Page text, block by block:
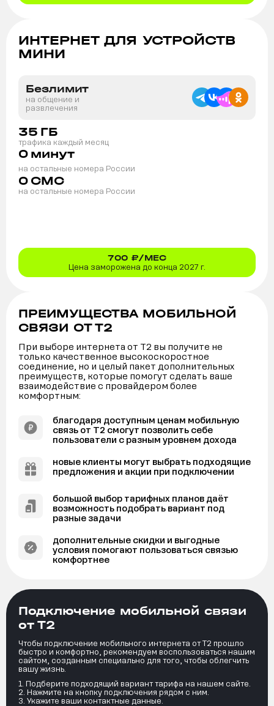
ИНТЕРНЕТ ДЛЯ УСТРОЙСТВ
МИНИ
Безлимит
на общение и
развлечения
35 ГБ
трафика каждый месяц
0 минут
на остальные номера России
0 СМС
на остальные номера России
700 ₽/МЕС
Цена заморожена до конца 2027 г.
Подключение мобильной связи
от Т2
Чтобы подключение мобильного интернета от Т2 прошло
быстро и комфортно, рекомендуем воспользоваться нашим
сайтом, созданным специально для того, чтобы облегчить
вашу жизнь.
Подберите подходящий вариант тарифа на нашем сайте.
Нажмите на кнопку подключения рядом с ним.
Укажите ваши контактные данные.
ПРЕИМУЩЕСТВА МОБИЛЬНОЙ
СВЯЗИ ОТ Т2
При выборе интернета от Т2 вы получите не
только качественное высокоскоростное
соединение, но и целый пакет дополнительных
преимуществ, которые помогут сделать ваше
взаимодействие с провайдером более
комфортным:
благодаря доступным ценам мобильную
связь от Т2 смогут позволить себе
пользователи с разным уровнем дохода
новые клиенты могут выбрать подходящие
предложения и акции при подключении
большой выбор тарифных планов даёт
возможность подобрать вариант под
разные задачи
дополнительные скидки и выгодные
условия помогают пользоваться связью
комфортнее